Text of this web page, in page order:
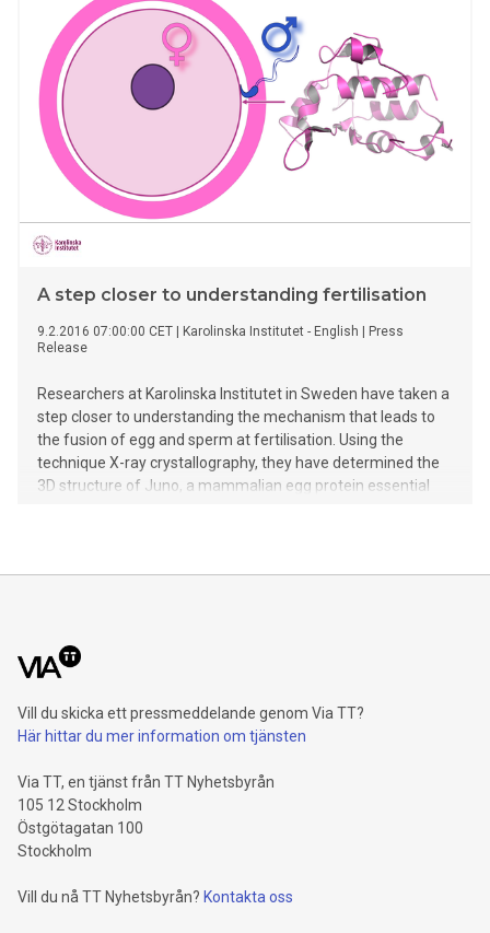
av hotade kulturmiljöer och framtida organisering inom
kulturarvssektorn.
A step closer to understanding fertilisation
9.2.2016 07:00:00 CET Karolinska Institutet - English
Press
Release
Researchers at Karolinska Institutet in Sweden have taken a
step closer to understanding the mechanism that leads to
the fusion of egg and sperm at fertilisation. Using the
technique X-ray crystallography, they have determined the
3D structure of Juno, a mammalian egg protein essential
contraceptives.
Vill du skicka ett pressmeddelande genom Via TT?
Här hittar du mer information om tjänsten
Via TT, en tjänst från TT Nyhetsbyrån
105 12 Stockholm
Östgötagatan 100
Stockholm
Vill du nå TT Nyhetsbyrån? Kontakta oss